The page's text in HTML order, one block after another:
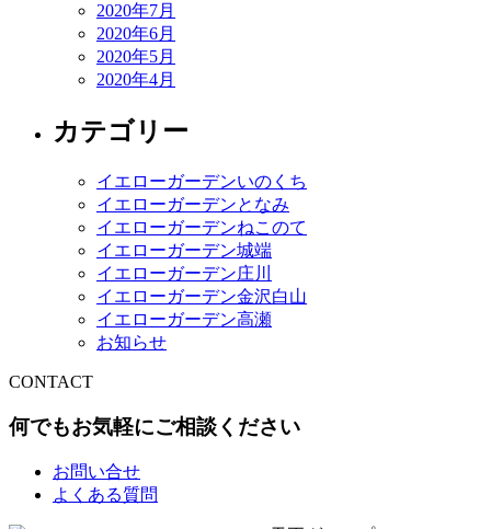
2020年7月
2020年6月
2020年5月
2020年4月
カテゴリー
イエローガーデンいのくち
イエローガーデンとなみ
イエローガーデンねこのて
イエローガーデン城端
イエローガーデン庄川
イエローガーデン金沢白山
イエローガーデン高瀬
お知らせ
CONTACT
何でもお気軽にご相談ください
お問い合せ
よくある質問